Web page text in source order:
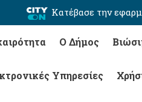
Κατέβασε την
Ο Δήμος
Υπηρεσίες